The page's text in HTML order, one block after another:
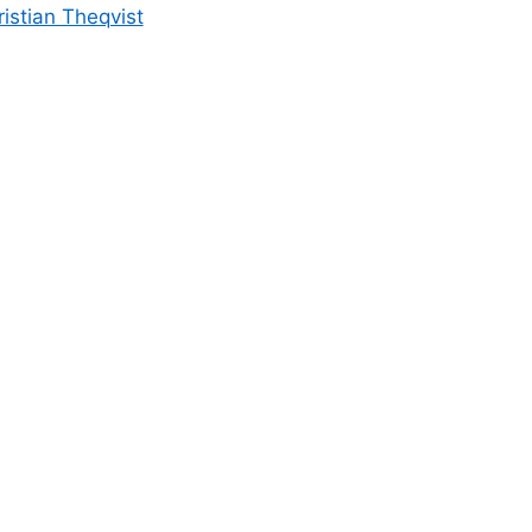
Theqvist